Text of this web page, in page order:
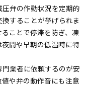
弁の作動状況を定期的
することが挙げられま
ことで停滞を防ぎ、凍
間や早朝の低温時に特
業者に依頼するのが安
や弁の動作音にも注意